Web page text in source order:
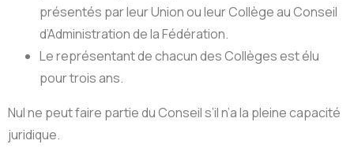
présentés par leur Union ou leur Collège au Conseil
d’Administration de la Fédération.
Le représentant de chacun des Collèges est élu
pour trois ans.
Nul ne peut faire partie du Conseil s’il n’a la pleine capacité
juridique.